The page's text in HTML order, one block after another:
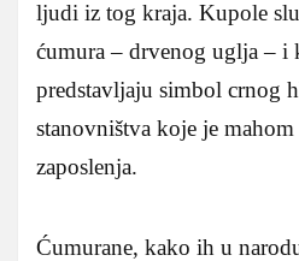
ljudi iz tog kraja. Kupole
ćumura – drvenog uglja – i
predstavljaju simbol crnog
stanovništva koje je
zaposlenja.
Ćumurane, kako ih u